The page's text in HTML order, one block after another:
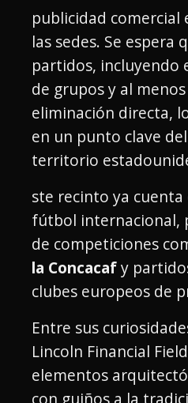
publicidad comercial
las sedes. Se espera
partidos, incluyendo
de grupos y al
eliminación directa,
en un punto clave
territorio
ste recinto ya
fútbol internacional,
de competiciones
la Concacafy
clubes europeos de
Entre sus
Lincoln Financial
elementos
con guiños a la